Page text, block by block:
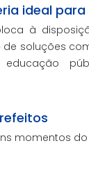
ideal
à
de soluções
da Marcha
momentos do